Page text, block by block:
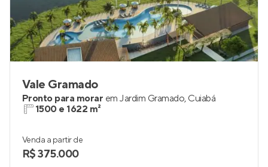
Vale Gramado
Pronto para morar em Jardim Gramado, Cuiabá
1500 e 1622 m²
Venda a partir de
R$ 375.000